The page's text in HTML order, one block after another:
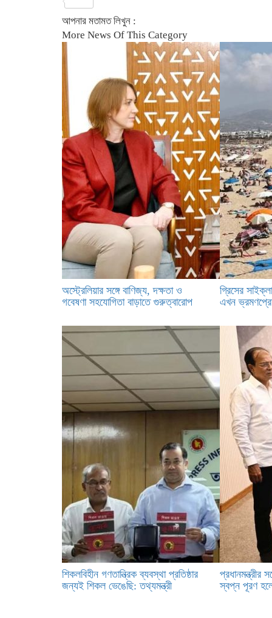
আপনার মতামত লিখুন :
More News Of This Category
অস্ট্রেলিয়ার সঙ্গে বাণিজ্য, দক্ষতা ও
গবেষণা সহযোগিতা বাড়াতে গুরুত্বারোপ
গ্রিসের
এখন
শিকলবিহীন গণতান্ত্রিক ব্যবস্থা প্রতিষ্ঠার
জন্যই শিকল ভেঙেছি: তথ্যমন্ত্রী
প্রধানমন্ত্রীর
স্বপ্ন পূরণ হলো